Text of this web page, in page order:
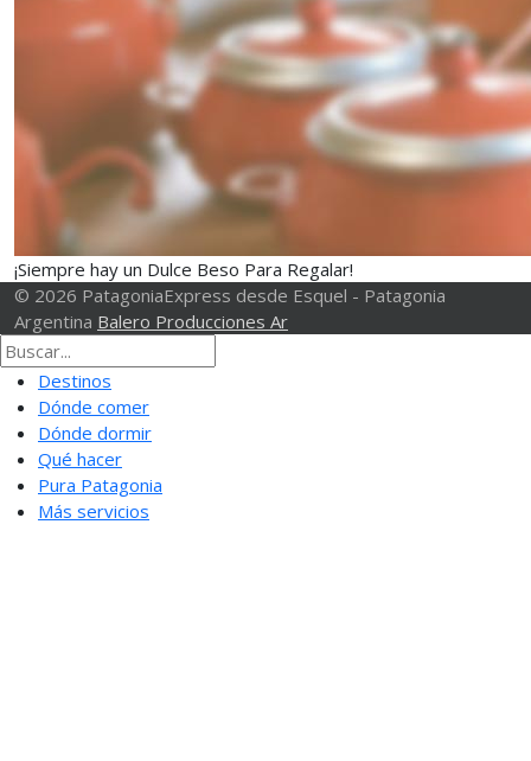
¡Siempre hay un Dulce Beso Para Regalar!
© 2026 PatagoniaExpress desde Esquel - Patagonia
Argentina Balero Producciones Ar
Destinos
Dónde comer
Dónde dormir
Qué hacer
Pura Patagonia
Más servicios